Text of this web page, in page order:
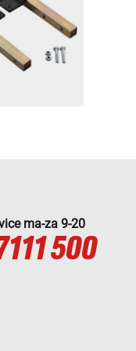
ma-za 9-20
500